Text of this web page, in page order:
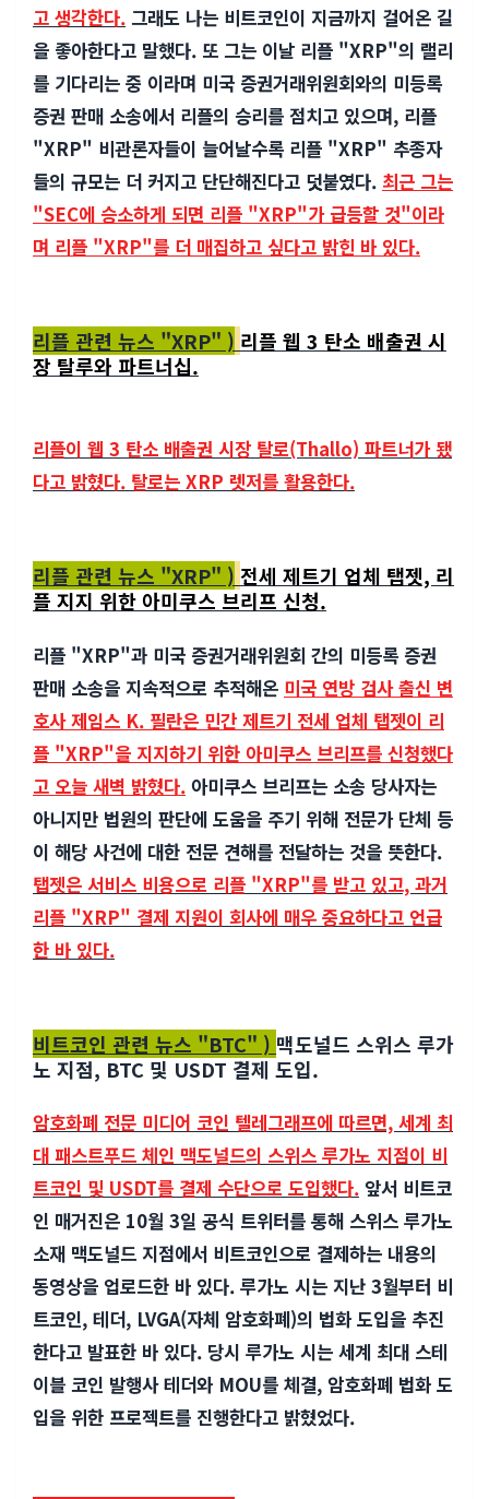
고 생각한다. 그래도 나는 비트코인이 지금까지 걸어온 길
을 좋아한다고 말했다. 또 그는 이날 리플 "XRP"의 랠리
를 기다리는 중 이라며 미국 증권거래위원회와의 미등록
증권 판매 소송에서 리플의 승리를 점치고 있으며, 리플
"XRP" 비관론자들이 늘어날수록 리플 "XRP" 추종자
들의 규모는 더 커지고 단단해진다고 덧붙였다. 최근 그는
"SEC에 승소하게 되면 리플 "XRP"가 급등할 것"이라
며 리플 "XRP"를 더 매집하고 싶다고 밝힌 바 있다.
리플 관련 뉴스 "XRP" ) 리플 웹 3 탄소 배출권 시
장 탈루와 파트너십.
리플이 웹 3 탄소 배출권 시장 탈로(Thallo) 파트너가 됐
다고 밝혔다. 탈로는 XRP 렛저를 활용한다.
리플 관련 뉴스 "XRP" ) 전세 제트기 업체 탭젯, 리
플 지지 위한 아미쿠스 브리프 신청.
리플 "XRP"과 미국 증권거래위원회 간의 미등록 증권
판매 소송을 지속적으로 추적해온 미국 연방 검사 출신 변
호사 제임스 K. 필란은 민간 제트기 전세 업체 탭젯이 리
플 "XRP"을 지지하기 위한 아미쿠스 브리프를 신청했다
고 오늘 새벽 밝혔다. 아미쿠스 브리프는 소송 당사자는
아니지만 법원의 판단에 도움을 주기 위해 전문가 단체 등
이 해당 사건에 대한 전문 견해를 전달하는 것을 뜻한다.
탭젯은 서비스 비용으로 리플 "XRP"를 받고 있고, 과거
리플 "XRP" 결제 지원이 회사에 매우 중요하다고 언급
한 바 있다.
비트코인 관련 뉴스 "BTC" ) 맥도널드 스위스 루가
노 지점, BTC 및 USDT 결제 도입.
암호화폐 전문 미디어 코인 텔레그래프에 따르면, 세계 최
대 패스트푸드 체인 맥도널드의 스위스 루가노 지점이 비
트코인 및 USDT를 결제 수단으로 도입했다. 앞서 비트코
인 매거진은 10월 3일 공식 트위터를 통해 스위스 루가노
소재 맥도널드 지점에서 비트코인으로 결제하는 내용의
동영상을 업로드한 바 있다. 루가노 시는 지난 3월부터 비
트코인, 테더, LVGA(자체 암호화폐)의 법화 도입을 추진
한다고 발표한 바 있다. 당시 루가노 시는 세계 최대 스테
이블 코인 발행사 테더와 MOU를 체결, 암호화폐 법화 도
입을 위한 프로젝트를 진행한다고 밝혔었다.